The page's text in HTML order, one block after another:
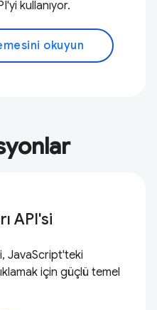
kullanıyor.
okuyun
API'si
JavaScript'teki
için güçlü temel